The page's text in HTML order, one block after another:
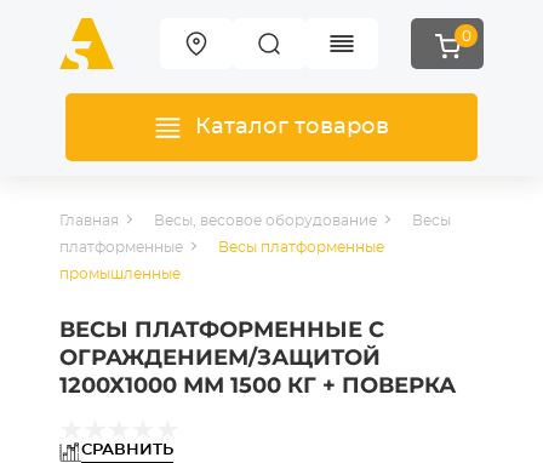
0
Каталог товаров
Главная Весы, весовое оборудование
Весы
платформенные
Весы платформенные
промышленные
ВЕСЫ ПЛАТФОРМЕННЫЕ С
ОГРАЖДЕНИЕМ/ЗАЩИТОЙ
1200Х1000 ММ 1500 КГ + ПОВЕРКА
СРАВНИТЬ